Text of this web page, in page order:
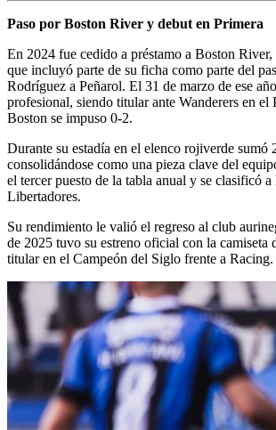
Paso por Boston River y debut en Primera
En 2024 fue cedido a préstamo a Boston River,
que incluyó parte de su ficha como parte del
Rodríguez a Peñarol. El 31 de marzo de ese
profesional, siendo titular ante Wanderers en el
Boston se impuso 0-2.
Durante su estadía en el elenco rojiverde sumó
consolidándose como una pieza clave del
el tercer puesto de la tabla anual y se clasificó a
Libertadores.
Su rendimiento le valió el regreso al club
de 2025 tuvo su estreno oficial con la camiseta
titular en el Campeón del Siglo frente a Racing.